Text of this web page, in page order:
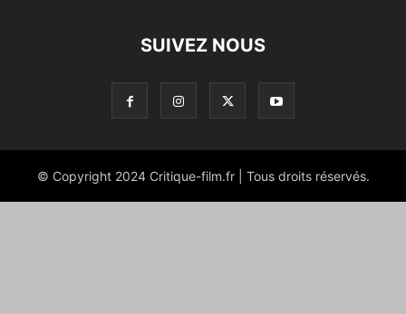
SUIVEZ NOUS
© Copyright 2024 Critique-film.fr | Tous droits réservés.